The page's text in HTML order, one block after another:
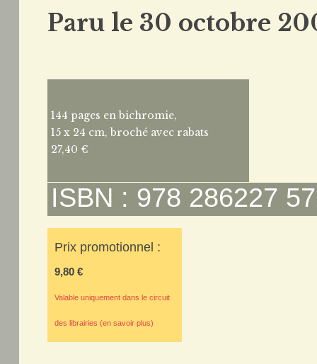
Paru le 30 octobre
144 pages en bichromie,
15 x 24 cm, broché avec rabats
27,40 €
ISBN : 978 286227
Prix promotionnel :
9,80 €
Valable uniquement dans le circuit
des librairies (en savoir plus)